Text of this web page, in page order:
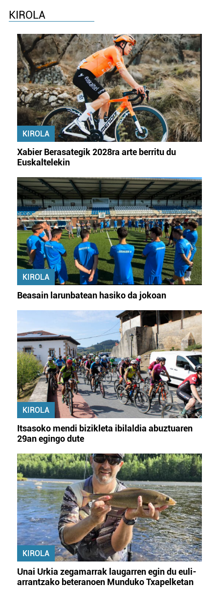
KIROLA
KIROLA
Xabier Berasategik 2028ra arte berritu du
Euskaltelekin
KIROLA
Beasain larunbatean hasiko da jokoan
KIROLA
Itsasoko mendi bizikleta ibilaldia abuztuaren
29an egingo dute
KIROLA
Unai Urkia zegamarrak laugarren egin du euli-
arrantzako beteranoen Munduko Txapelketan